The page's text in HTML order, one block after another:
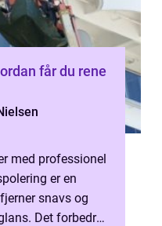
får du rene
med professionel
er en
snavs og
Det forbedrer